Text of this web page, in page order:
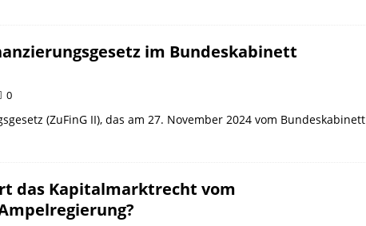
im Bundeskabinett
0
(ZuFinG II), das am 27. November 2024 vom Bundeskabinett
das Kapitalmarktrecht vom